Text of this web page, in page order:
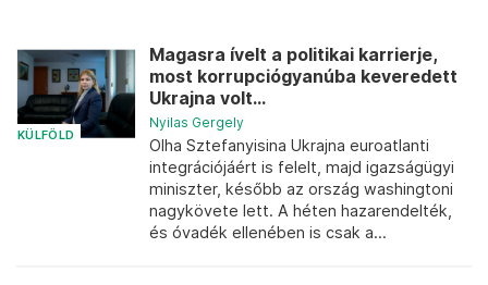
KÜLFÖLD
Magasra ívelt a politikai karrierje,
most korrupciógyanúba keveredett
Ukrajna volt...
Nyilas Gergely
Olha Sztefanyisina Ukrajna euroatlanti
integrációjáért is felelt, majd igazságügyi
miniszter, később az ország washingtoni
nagykövete lett. A héten hazarendelték,
és óvadék ellenében is csak a...